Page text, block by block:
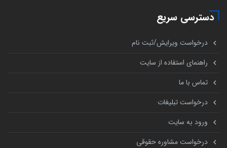
دسترسی سریع
درخواست ویرایش/ثبت نام
راهنمای استفاده از سایت
تماس با ما
درخواست تبلیغات
ورود به سایت
درخواست مشاوره حقوقی